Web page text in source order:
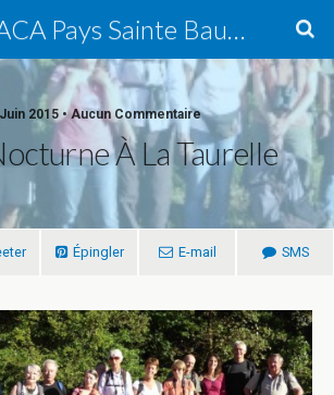
LPO PACA Pays Sainte Baume, groupe local
2015 • Aucun Commentaire
À La Taurelle
Épingler E-mail SMS